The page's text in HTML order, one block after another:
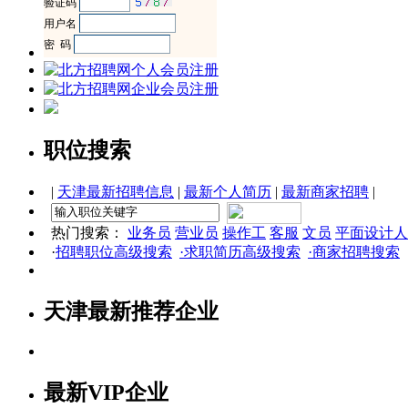
职位搜索
| 天津最新招聘信息 | 最新个人简历 | 最新商家招聘 |
热门搜索： 业务员 营业员 操作工 客服 文员 平面设计
·招聘职位高级搜索 ·求职简历高级搜索 ·商家招聘搜索
天津最新推荐企业
最新VIP企业